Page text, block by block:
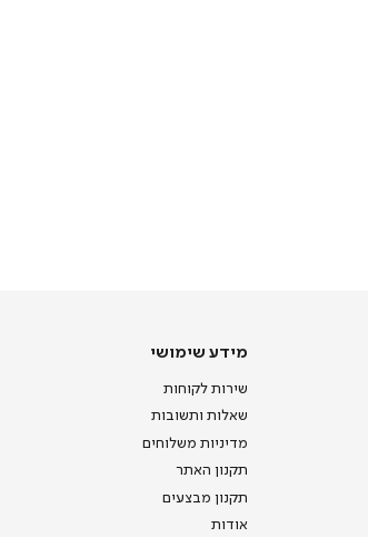
מידע
מידע שימושי
שירות לקוחות
שאלות ותשובות
מדיניות משלוחים
תקנון האתר
תקנון מבצעים
אודות